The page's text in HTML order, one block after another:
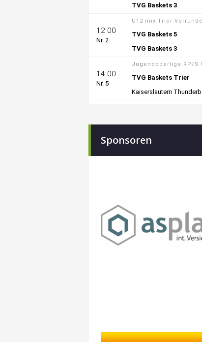
Sponsoren